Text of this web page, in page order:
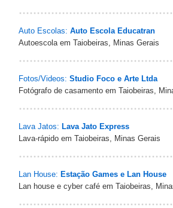
Auto Escolas: Auto Escola Educatran
Autoescola em Taiobeiras, Minas Gerais
Fotos/Videos: Studio Foco e Arte Ltda
Fotógrafo de casamento em Taiobeiras,
Lava Jatos: Lava Jato Express
Lava-rápido em Taiobeiras, Minas Gerais
Lan House: Estação Games e Lan House
Lan house e cyber café em Taiobeiras,